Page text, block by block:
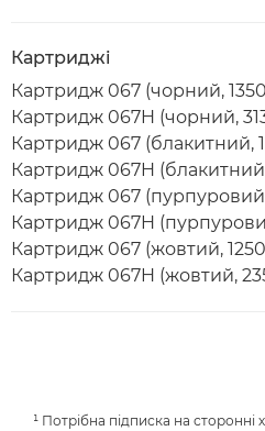
Картриджі
Картридж 067 (чорний,
Картридж 067H (чорний,
Картридж 067 (блакитний,
Картридж 067H
Картридж 067 (пурпуровий,
Картридж 067H
Картридж 067 (жовтий,
Картридж 067H (жовтий,
¹ Потрібна підписка на сторонні